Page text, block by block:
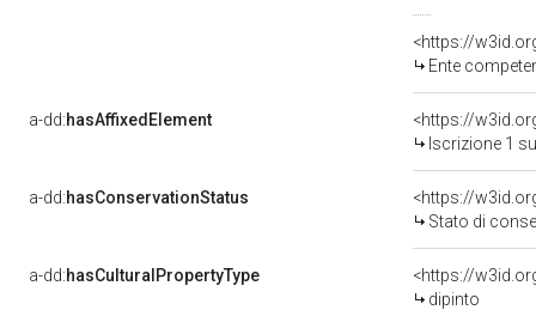
<https://
Ente competente per
a-dd:hasAffixedElement
<https://
Iscrizione 1
a-dd:hasConservationStatus
<https://
Stato di
a-dd:hasCulturalPropertyType
<https://
dipinto